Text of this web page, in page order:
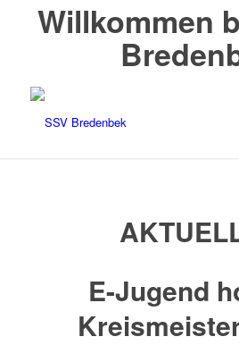
Willkommen
E-Jugend